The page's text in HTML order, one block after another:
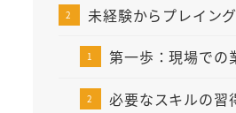
未経験からプレイン
第一歩：現場での
必要なスキルの習